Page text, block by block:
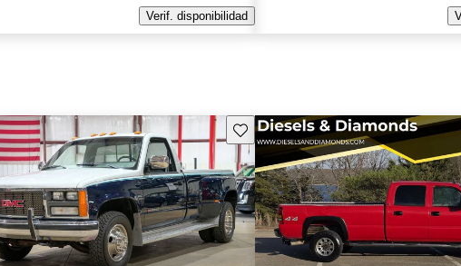
Verif. disponibilidad
Guarda este Aviso